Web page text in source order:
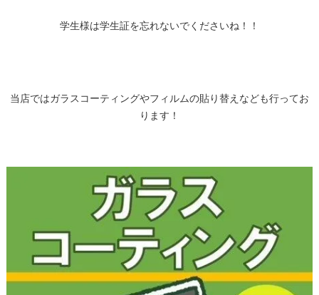
学生様は学生証を忘れないでくださいね！！
当店ではガラスコーティングやフィルムの貼り替えなども行ってお
ります！